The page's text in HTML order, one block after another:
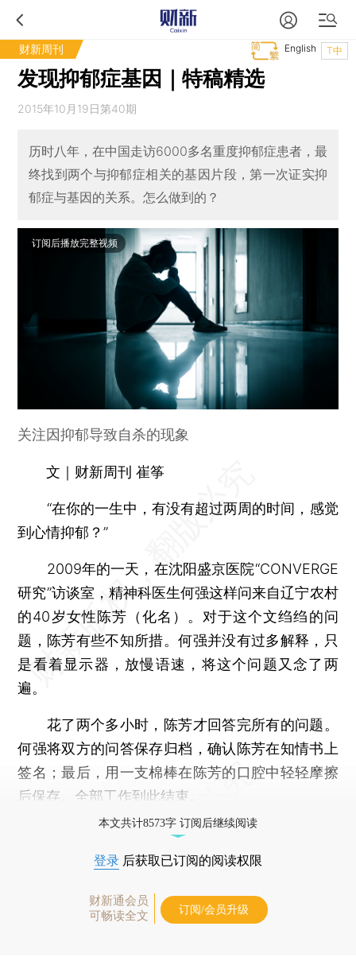
财新周刊 T中
English
发现抑郁症基因｜特稿精选
2015年10月19日第40期
历时八年，在中国走访6000多名重度抑郁症患者，最
终找到两个与抑郁症相关的基因片段，第一次证实抑
郁症与基因的关系。怎么做到的？
订阅后播放完整视频
关注因抑郁导致自杀的现象
文｜财新周刊 崔筝
“在你的一生中，有没有超过两周的时间，感觉
到心情抑郁？”
2009年的一天，在沈阳盛京医院“CONVERGE
研究”访谈室，精神科医生何强这样问来自辽宁农村
的40岁女性陈芳（化名）。对于这个文绉绉的问
题，陈芳有些不知所措。何强并没有过多解释，只
是看着显示器，放慢语速，将这个问题又念了两
遍。
花了两个多小时，陈芳才回答完所有的问题。
何强将双方的问答保存归档，确认陈芳在知情书上
签名；最后，用一支棉棒在陈芳的口腔中轻轻摩擦
后保存。全部工作到此结束。
本文共计8573字 订阅后继续阅读
登录 后获取已订阅的阅读权限
财新通会员
可畅读全文
订阅/会员升级